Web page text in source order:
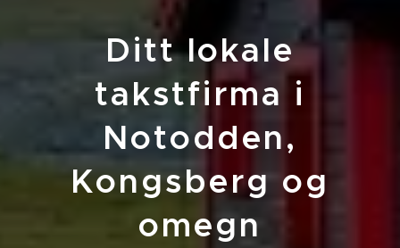
Ditt lokale
takstfirma i
Notodden,
Kongsberg og
omegn